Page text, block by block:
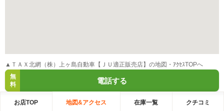
▲ＴＡＸ北網（株）上ヶ島自動車【ＪＵ適正販売店】の地図・ｱｸｾｽTOPへ
無
料
電話する
お店TOP 地図&アクセス 在庫一覧 クチコミ